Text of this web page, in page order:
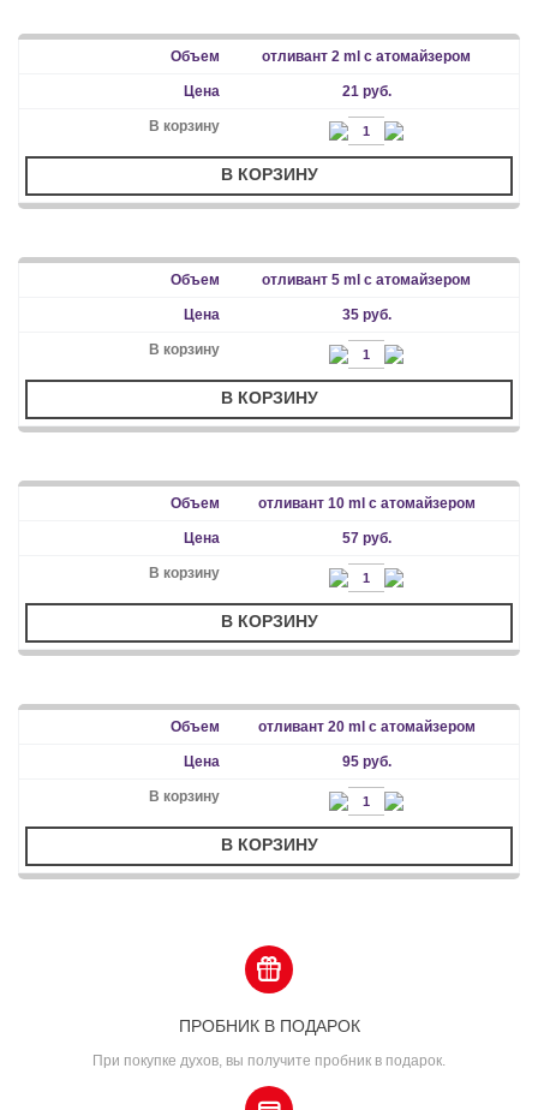
отливант 2 ml с атомайзером
21 руб.
В КОРЗИНУ
отливант 5 ml с атомайзером
35 руб.
В КОРЗИНУ
отливант 10 ml с атомайзером
57 руб.
В КОРЗИНУ
отливант 20 ml с атомайзером
95 руб.
В КОРЗИНУ
ПРОБНИК В ПОДАРОК
При покупке духов, вы получите пробник в подарок.